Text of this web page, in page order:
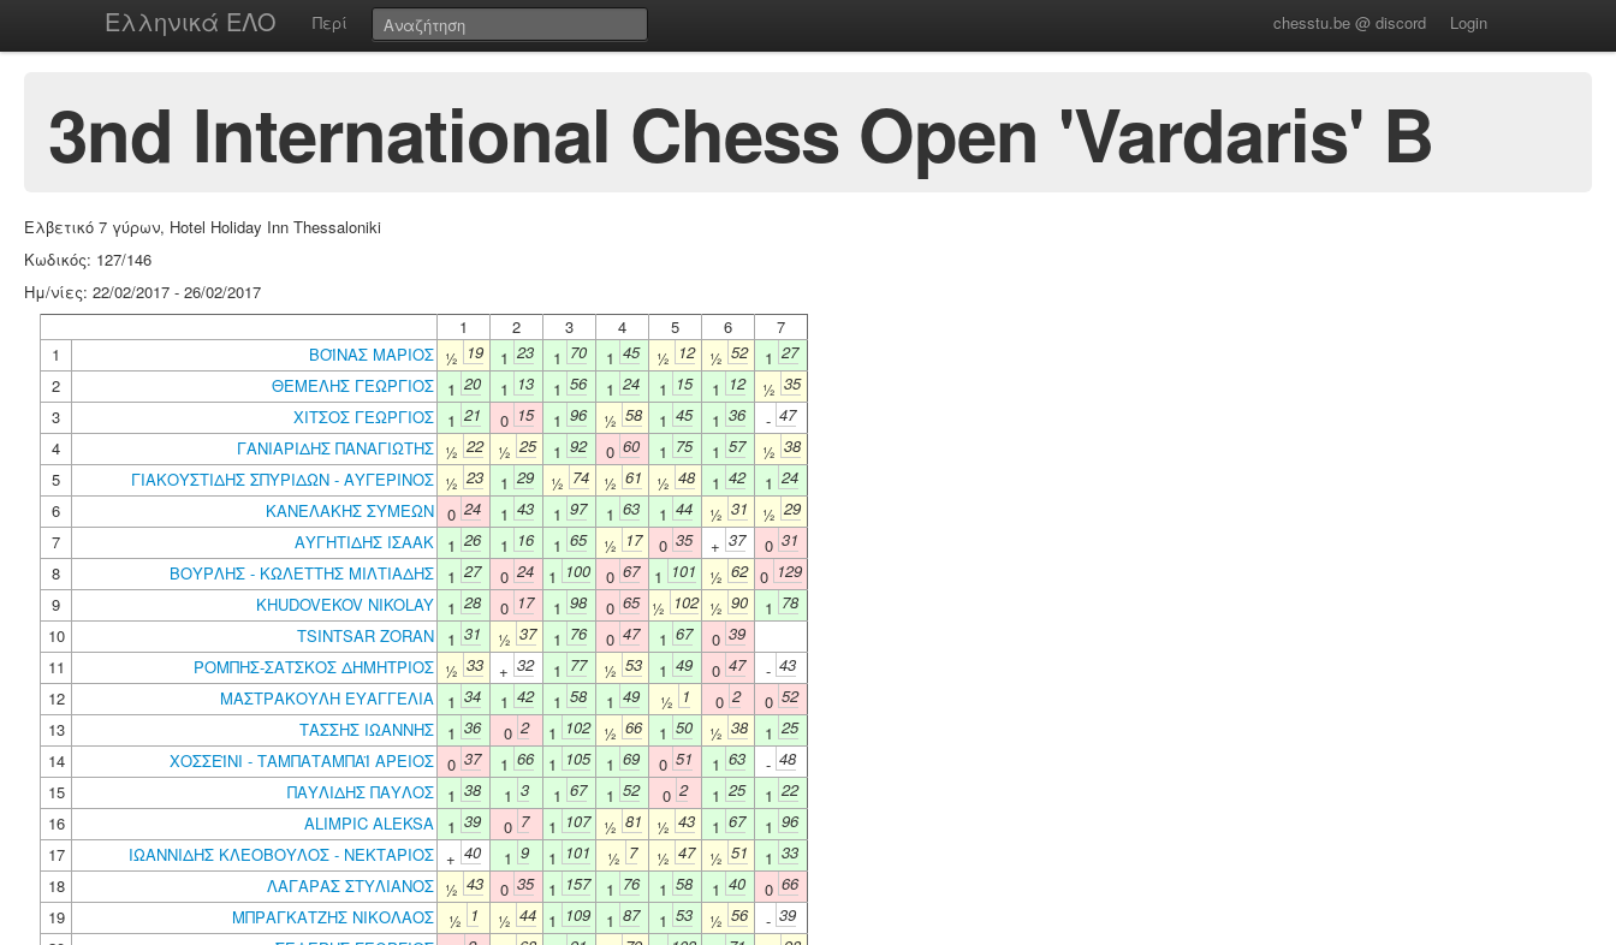
Ελληνικά ΕΛΟ Περί chesstu.be @ discord Login
3nd International Chess Open 'Vardaris' B
Ελβετικό 7 γύρων, Hotel Holiday Inn Thessaloniki
Κωδικός: 127/146
Ημ/νίες: 22/02/2017 - 26/02/2017
1
2 3 4 5 6
7
1
ΒΟΪΝΑΣ ΜΑΡΙΟΣ ½ 19 1 23 1 70 1 45 ½ 12 ½ 52 1 27
2
ΘΕΜΕΛΗΣ ΓΕΩΡΓΙΟΣ 1 20 1 13 1 56 1 24 1 15 1 12 ½ 35
3
ΧΙΤΣΟΣ ΓΕΩΡΓΙΟΣ 1 21 0 15 1 96 ½ 58 1 45 1 36 - 47
4
ΓΑΝΙΑΡΙΔΗΣ ΠΑΝΑΓΙΩΤΗΣ ½ 22 ½ 25 1 92 0 60 1 75 1 57 ½ 38
5
ΓΙΑΚΟΥΣΤΙΔΗΣ ΣΠΥΡΙΔΩΝ - ΑΥΓΕΡΙΝΟΣ ½ 23 1 29 ½ 74 ½ 61 ½ 48 1 42 1 24
6
ΚΑΝΕΛΑΚΗΣ ΣΥΜΕΩΝ 0 24 1 43 1 97 1 63 1 44 ½ 31 ½ 29
7
ΑΥΓΗΤΙΔΗΣ ΙΣΑΑΚ 1 26 1 16 1 65 ½ 17 0 35 + 37 0 31
8
ΒΟΥΡΛΗΣ - ΚΩΛΕΤΤΗΣ ΜΙΛΤΙΑΔΗΣ 1 27 0 24 1 100 0 67 1 101 ½ 62 0 129
9
KHUDOVEKOV NIKOLAY 1 28 0 17 1 98 0 65 ½ 102 ½ 90 1 78
10
TSINTSAR ZORAN 1 31 ½ 37 1 76 0 47 1 67 0 39
11
ΡΟΜΠΗΣ-ΣΑΤΣΚΟΣ ΔΗΜΗΤΡΙΟΣ ½ 33 + 32 1 77 ½ 53 1 49 0 47 - 43
12
ΜΑΣΤΡΑΚΟΥΛΗ ΕΥΑΓΓΕΛΙΑ 1 34 1 42 1 58 1 49 ½ 1 0 2 0 52
13
ΤΑΣΣΗΣ ΙΩΑΝΝΗΣ 1 36 0 2 1 102 ½ 66 1 50 ½ 38 1 25
14
ΧΟΣΣΕΪΝΙ - ΤΑΜΠΑΤΑΜΠΑΪ ΑΡΕΙΟΣ 0 37 1 66 1 105 1 69 0 51 1 63 - 48
15
ΠΑΥΛΙΔΗΣ ΠΑΥΛΟΣ 1 38 1 3 1 67 1 52 0 2 1 25 1 22
16
ALIMPIC ALEKSA 1 39 0 7 1 107 ½ 81 ½ 43 1 67 1 96
17
ΙΩΑΝΝΙΔΗΣ ΚΛΕΟΒΟΥΛΟΣ - ΝΕΚΤΑΡΙΟΣ + 40 1 9 1 101 ½ 7 ½ 47 ½ 51 1 33
18
ΛΑΓΑΡΑΣ ΣΤΥΛΙΑΝΟΣ ½ 43 0 35 1 157 1 76 1 58 1 40 0 66
19
ΜΠΡΑΓΚΑΤΖΗΣ ΝΙΚΟΛΑΟΣ ½ 1 ½ 44 1 109 1 87 1 53 ½ 56 - 39